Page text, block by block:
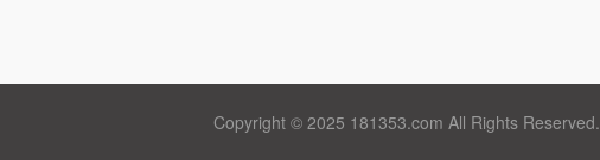
Copyright © 2025 181353.com All Rights Reserved.